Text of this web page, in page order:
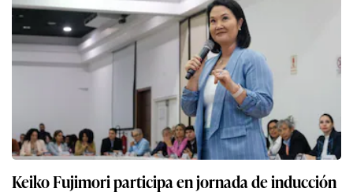
Keiko Fujimori participa en jornada de inducción